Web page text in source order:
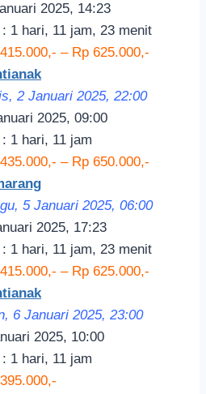
2025, 14:23
1 hari, 11 jam, 23 menit
– Rp 625.000,-
2 Januari 2025, 22:00
2025, 09:00
1 hari, 11 jam
– Rp 650.000,-
5 Januari 2025, 06:00
2025, 17:23
1 hari, 11 jam, 23 menit
– Rp 625.000,-
6 Januari 2025, 23:00
2025, 10:00
1 hari, 11 jam